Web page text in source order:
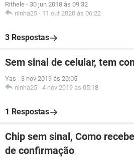
Rithele - 30 jun 2018 às 09:32
ninha25 - 11 out 2020 às 06:22
3 Respostas
Sem sinal de celular, tem
Yas - 3 nov 2019 às 20:05
ninha25 - 4 nov 2019 às 05:18
1 Respostas
Chip sem sinal, Como
de confirmação